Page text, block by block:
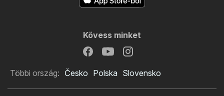
Kövess minket
Többi ország: Česko Polska Slovensko